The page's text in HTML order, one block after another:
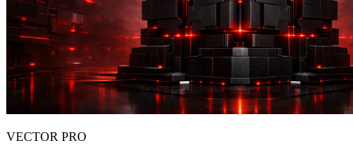
VECTOR PRO